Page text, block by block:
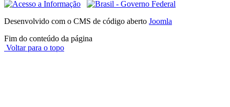
Desenvolvido com o CMS de código aberto Joomla
Fim do conteúdo da página
Voltar para o topo